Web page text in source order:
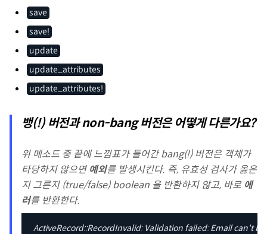
save
save!
update
update_attributes
update_attributes!
뱅(!) 버전과 non-bang 버전은 어떻게 다른가요?
위 메소드 중 끝에 느낌표가 들어간 bang(!) 버전은 객체가
타당하지 않으면 예외를 발생시킨다. 즉, 유효성 검사가 옳은
지 그른지 (true/false) boolean 을 반환하지 않고, 바로 에
러를 반환한다.
ActiveRecord::RecordInvalid: Validation failed: Email can't